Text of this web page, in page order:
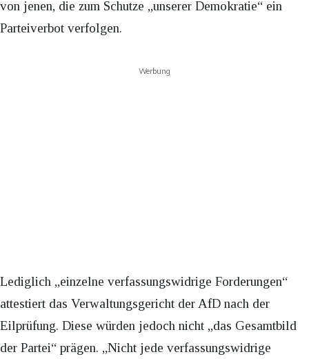
von jenen, die zum Schutze „unserer Demokratie“ ein
Parteiverbot verfolgen.
Werbung
Lediglich „einzelne verfassungswidrige Forderungen“
attestiert das Verwaltungsgericht der AfD nach der
Eilprüfung. Diese würden jedoch nicht „das Gesamtbild
der Partei“ prägen. „Nicht jede verfassungswidrige